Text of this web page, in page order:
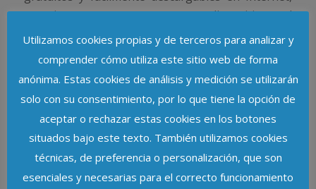
para interponerse entre nuestro dispositivo y el
router de la Wifi pública, y así poder ver a que
páginas web no cifradas nos conectamos, y lo que
es peor, que usuario y contraseña usamos para
acceder a éstas. Por ello, cuando estemos
conectados a este tipo de redes sólo debemos
identificarnos en páginas web que cifren sus
comunicaciones con nuestro dispositivo, lo que es
comprobable viendo si en nuestro navegador, la
dirección de la página comienza por https:// en vez
Utilizamos cookies propias y de terceros para analizar y
comprender cómo utiliza este sitio web de forma
anónima. Estas cookies de análisis y medición se utilizarán
solo con su consentimiento, por lo que tiene la opción de
aceptar o rechazar estas cookies en los botones
situados bajo este texto. También utilizamos cookies
técnicas, de preferencia o personalización, que son
esenciales y necesarias para el correcto funcionamiento